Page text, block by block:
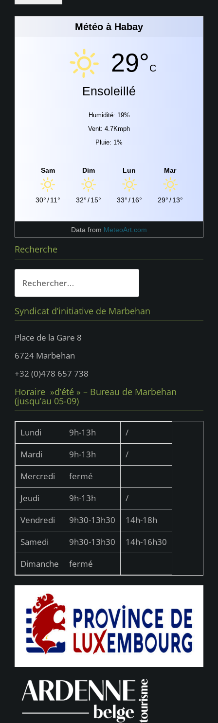
Météo à Habay
29°C
Ensoleillé
Humidité: 19%
Vent: 4.7Kmph
Pluie: 1%
Sam
30°/ 11°
Dim
32°/ 15°
Lun
33°/ 16°
Mar
29°/ 13°
Data from MeteoArt.com
Recherche
Syndicat d’initiative de Marbehan
Place de la Gare 8
6724 Marbehan
+32 (0)478 657 738
Horaire »d’été » – Bureau de Marbehan
(jusqu’au 05-09)
Lundi 9h-13h
/
Mardi
9h-13h
/
Mercredi
fermé
Jeudi
9h-13h
/
Vendredi
9h30-13h30
14h-18h
Samedi
9h30-13h30
14h-16h30
Dimanche
fermé